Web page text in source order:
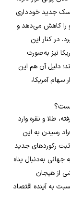
جدید خودداری
را کاهش می‌دهد و
در کنار این
نیز به‌صورت
دلیل آن هم این
آمریکا،
طلا و نقره وارد
رسیدن به این
عبور قیمت طلا از ۵۰۰۰ دلار و ثبت رکوردهای جدید
به‌دنبال پناه
از هیجان
به آینده اقتصاد